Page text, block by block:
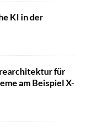
KI in der
für
am Beispiel X-